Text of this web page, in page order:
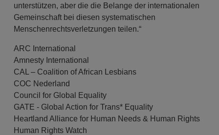
unterstützen, aber die die Belange der internationalen
Gemeinschaft bei diesen systematischen
Menschenrechtsverletzungen teilen.“
ARC International
Amnesty International
CAL – Coalition of African Lesbians
COC Nederland
Council for Global Equality
GATE - Global Action for Trans* Equality
Heartland Alliance for Human Needs & Human Rights
Human Rights Watch